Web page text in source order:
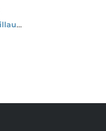
Mathieu Bablet-Guillaume Singelin